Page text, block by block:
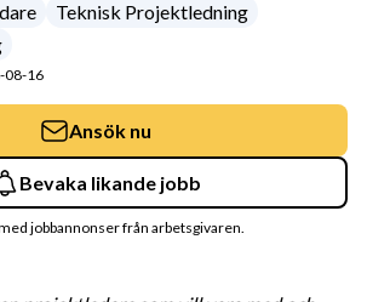
Teknisk Projektledning
08-16
Ansök nu
Bevaka likande jobb
jobbannonser från arbetsgivaren.